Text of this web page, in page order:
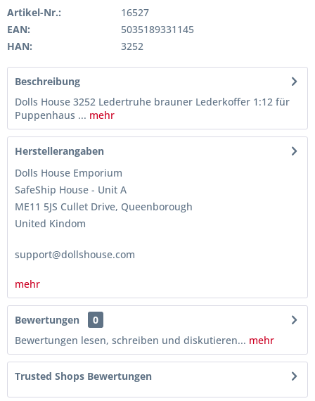
Artikel-Nr.:
16527
EAN:
5035189331145
HAN:
3252
Beschreibung
Dolls House 3252 Ledertruhe brauner Lederkoffer 1:12 für
Puppenhaus ... mehr
Herstellerangaben
Dolls House Emporium
SafeShip House - Unit A
ME11 5JS Cullet Drive, Queenborough
United Kindom
support@dollshouse.com
mehr
Bewertungen
0
Bewertungen lesen, schreiben und diskutieren... mehr
Trusted Shops Bewertungen